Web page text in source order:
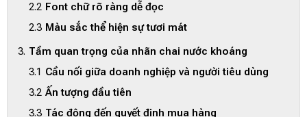
Font chữ rõ ràng dễ đọc
Màu sắc thể hiện sự tươi mát
Tầm quan trọng của nhãn chai nước khoáng
Cầu nối giữa doanh nghiệp và người tiêu dùng
Ấn tượng đầu tiên
Tác động đến quyết định mua hàng